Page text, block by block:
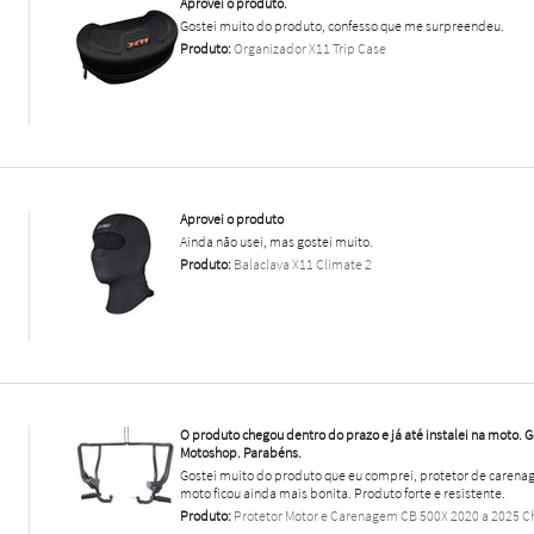
Gostei muito do produto, confesso que me surpreendeu.
Produto:Organizador X11 Trip Case
Aprovei o produto
Ainda não usei, mas gostei muito.
Produto:Balaclava X11 Climate 2
O produto chegou dentro do prazo e já até instalei na moto.
Motoshop. Parabéns.
Gostei muito do produto que eu comprei, protetor de
moto ficou ainda mais bonita. Produto forte e resistente.
Produto:Protetor Motor e Carenagem CB 500X 2020 a 2025